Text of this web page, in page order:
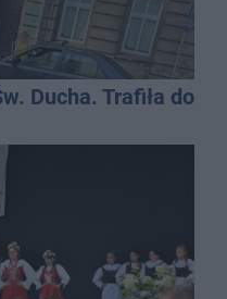
Ducha. Trafiła do